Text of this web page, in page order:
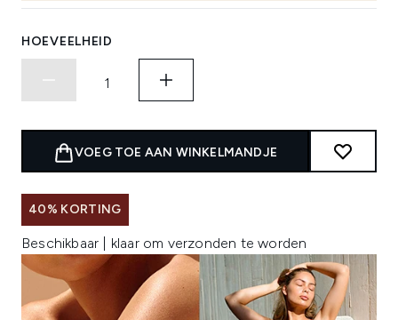
HOEVEELHEID
VOEG TOE AAN WINKELMANDJE
40% KORTING
Beschikbaar | klaar om verzonden te worden